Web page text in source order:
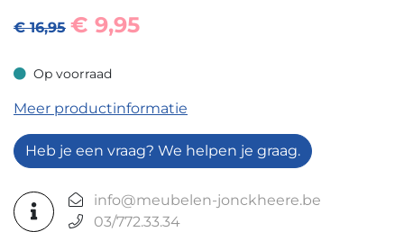
€ 16,95 € 9,95
Op voorraad
Op voorraad
Meer productinformatie
Heb je een vraag? We helpen je graag.
info@meubelen-jonckheere.be
03/772.33.34